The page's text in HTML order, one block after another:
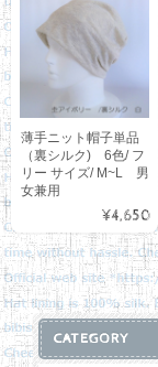
薄手ニット帽子単品
（裏シルク) 6色/ フ
リー サイズ/ M~L 男
女兼用
¥4,650
CATEGORY